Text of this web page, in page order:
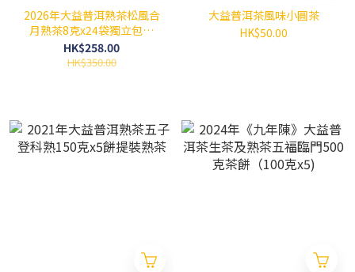
2026年大益普洱熟茶松風合
月熟茶8克x24袋獨立包裝
（192g)
HK$258.00
HK$350.00
大益普洱茶風味小圓茶
HK$50.00